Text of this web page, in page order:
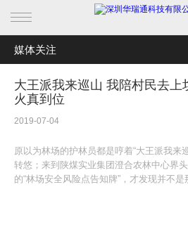
首页
产品中心
行业产品
解决方案
媒体关注
全部分类
公司新闻
行业资讯
最新活动
大王派我来巡山 我陪村民去上
火真到位
2019-07-04
原以为林场的护林员都是哼着“大王派我来
转悠；来到陕煤实业集团澄合农林中心界
的“林场安全风险点告知牌”，才发现并不是